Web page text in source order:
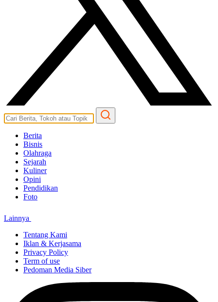
Berita
Bisnis
Olahraga
Sejarah
Kuliner
Opini
Pendidikan
Foto
Lainnya
Tentang Kami
Iklan & Kerjasama
Privacy Policy
Term of use
Pedoman Media Siber